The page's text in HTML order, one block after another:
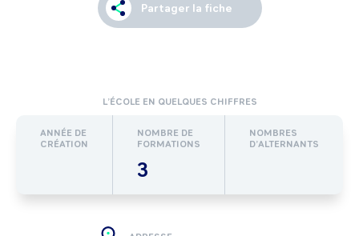
Partager la fiche
L’ÉCOLE EN QUELQUES CHIFFRES
ANNÉE DE
CRÉATION
NOMBRE DE
FORMATIONS
3
NOMBRES
D’ALTERNANTS